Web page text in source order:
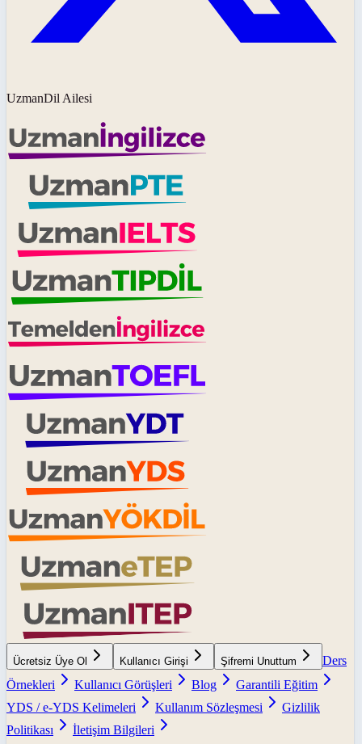
UzmanDil Ailesi
Ücretsiz Üye Ol Kullanıcı Girişi Şifremi Unuttum
Ders
Örnekleri
Kullanıcı Görüşleri Blog
Garantili Eğitim
YDS / e-YDS Kelimeleri
Kullanım Sözleşmesi
Gizlilik
Politikası
İletişim Bilgileri